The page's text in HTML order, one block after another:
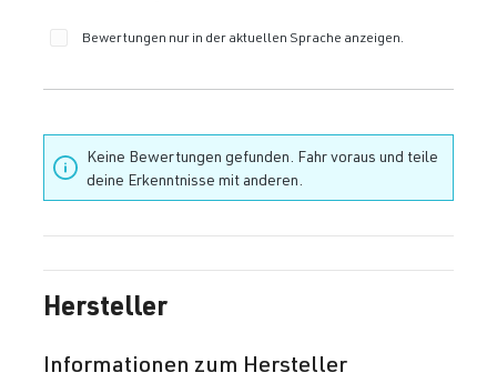
Bewertungen nur in der aktuellen Sprache anzeigen.
Keine Bewertungen gefunden. Fahr voraus und teile
deine Erkenntnisse mit anderen.
Hersteller
Informationen zum Hersteller